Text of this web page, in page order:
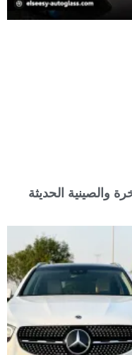
والصينية الحديثة